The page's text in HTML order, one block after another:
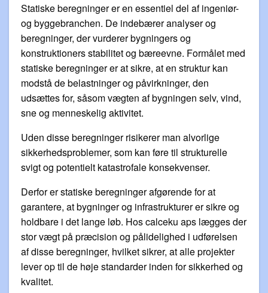
Statiske beregninger er en essentiel del af ingeniør-
og byggebranchen. De indebærer analyser og
beregninger, der vurderer bygningers og
konstruktioners stabilitet og bæreevne. Formålet med
statiske beregninger er at sikre, at en struktur kan
modstå de belastninger og påvirkninger, den
udsættes for, såsom vægten af bygningen selv, vind,
sne og menneskelig aktivitet.
Uden disse beregninger risikerer man alvorlige
sikkerhedsproblemer, som kan føre til strukturelle
svigt og potentielt katastrofale konsekvenser.
Derfor er statiske beregninger afgørende for at
garantere, at bygninger og infrastrukturer er sikre og
holdbare i det lange løb. Hos calceku aps lægges der
stor vægt på præcision og pålidelighed i udførelsen
af disse beregninger, hvilket sikrer, at alle projekter
lever op til de høje standarder inden for sikkerhed og
kvalitet.